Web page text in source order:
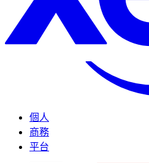
個人
商務
平台